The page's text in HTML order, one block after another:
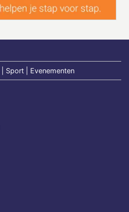
Sport | Evenementen